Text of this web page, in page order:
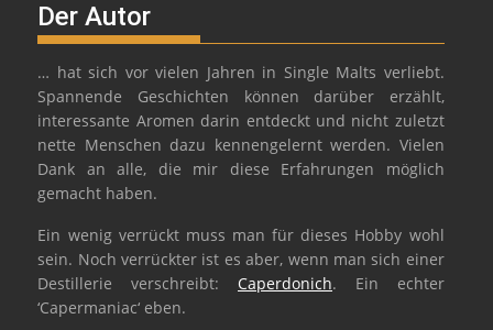
Der Autor
… hat sich vor vielen Jahren in Single Malts verliebt.
Spannende Geschichten können darüber erzählt,
interessante Aromen darin entdeckt und nicht zuletzt
nette Menschen dazu kennengelernt werden. Vielen
Dank an alle, die mir diese Erfahrungen möglich
gemacht haben.
Ein wenig verrückt muss man für dieses Hobby wohl
sein. Noch verrückter ist es aber, wenn man sich einer
Destillerie verschreibt: Caperdonich. Ein echter
‘Capermaniac‘ eben.